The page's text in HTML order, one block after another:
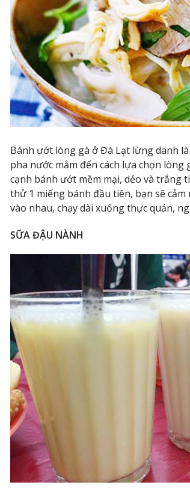
Bánh ướt lòng gà ở Đà Lạt lừng danh
pha nước mắm đến cách lựa chọn
cạnh bánh ướt mềm mại, dẻo và trắng
thử 1 miếng bánh đầu tiên, bạn sẽ
vào nhau, chạy dài xuống thực quản,
SỮA ĐẬU NÀNH